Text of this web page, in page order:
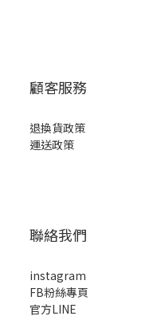
顧客服務
退換貨政策
運送政策
聯絡我們
instagram
FB粉絲專頁
官方LINE